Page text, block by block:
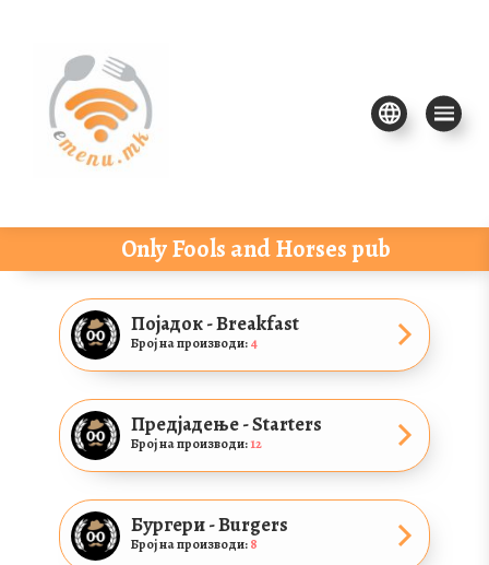
Only Fools and Horses pub
Појадок - Breakfast
Број на производи:4
Предјадење - Starters
Број на производи:12
Бургери - Burgers
Број на производи:8